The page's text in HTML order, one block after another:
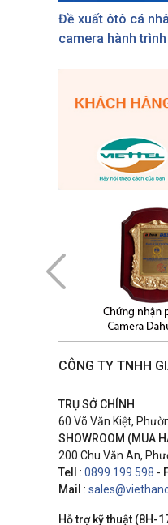
Đề xuất ôtô cá
camera hành
CÔNG TY TNHH
TRỤ SỞ CHÍNH
60 Võ Văn Kiệt,
SHOWROOM (MUA
200 Chu Văn An,
Tell : 0899.199.598 -
Mail :
Hỗ trợ kỹ thuật (8H-